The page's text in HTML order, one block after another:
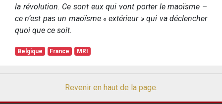
la révolution. Ce sont eux qui vont porter le maoïsme –
ce n’est pas un maoïsme « extérieur » qui va déclencher
quoi que ce soit.
Belgique France MRI
Revenir en haut de la page.